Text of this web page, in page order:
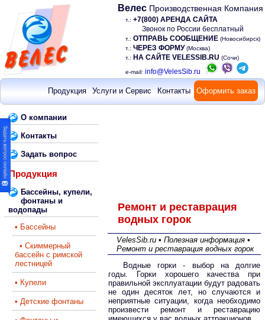
Велес Производственная Компания
т.: +7(800) АРЕНДА САЙТА
Звонок по России бесплатный
т.: ОТПРАВЬ СООБЩЕНИЕ (Новосибирск)
т.: ЧЕРЕЗ ФОРМУ (Москва)
т.: НА САЙТЕ VELESSIB.RU (Сочи)
e-mail: info@VelesSib.ru
Продукция Услуги и Сервис Контакты Оформить заказ
О компании
Контакты
Задать вопрос
Продукция
Бассейны, купели,
фонтаны и
водопады
• Бассейны
• Скиммерный
бассейн с римской
лестницей
• Купели
• Детские фонтаны
Ремонт и реставрация
водных горок
VelesSib.ru • Полезная информация •
Ремонт и реставрация водных горок
Водные горки - выбор на долгие
годы. Горки хорошего качества при
правильной эксплуатации будут радовать
не один десяток лет, но случаются и
неприятные ситуации, когда необходимо
произвести ремонт и реставрацию